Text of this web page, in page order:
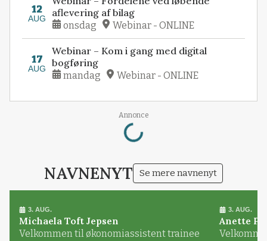
12
AUG
aflevering af bilag
onsdag Webinar - ONLINE
17
AUG
Webinar – Kom i gang med digital
bogføring
mandag Webinar - ONLINE
Annonce
Loading...
NAVNENYT Se mere navnenyt
3. AUG.
Michaela Toft Jepsen
Velkommen til økonomiassistent trainee
3. AUG.
Anette